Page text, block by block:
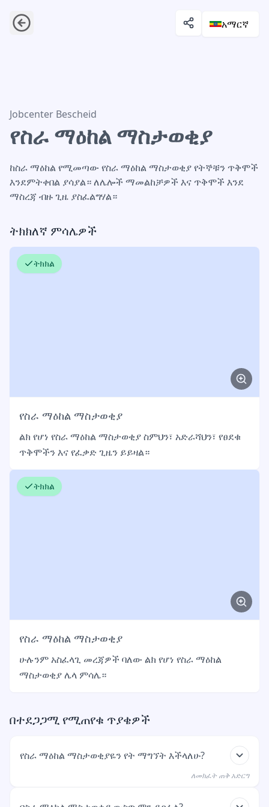
አማርኛ
የስራ ማዕከል ማስታወቂያ
Jobcenter Bescheid
የስራ ማዕከል ማስታወቂያ
ከስራ ማዕከል የሚመጣው የስራ ማዕከል ማስታወቂያ የትኞቹን ጥቅሞች
እንደምትቀበል ያሳያል። ለሌሎች ማመልከቻዎች እና ጥቅሞች እንደ
ማስረጃ ብዙ ጊዜ ያስፈልግሃል።
ትክክለኛ ምሳሌዎች
ትክክል
የስራ ማዕከል ማስታወቂያ
ልክ የሆነ የስራ ማዕከል ማስታወቂያ ስምህን፣ አድራሻህን፣ የፀደቁ
ጥቅሞችን እና የፈቃድ ጊዜን ይይዛል።
ትክክል
የስራ ማዕከል ማስታወቂያ
ሁሉንም አስፈላጊ መረጃዎች ባለው ልክ የሆነ የስራ ማዕከል
ማስታወቂያ ሌላ ምሳሌ።
በተደጋጋሚ የሚጠየቁ ጥያቄዎች
የስራ ማዕከል ማስታወቂያዬን የት ማግኘት እችላለሁ?
ለመክፈት ጠቅ አድርግ
የስራ ማዕከል ማስታወቂያህን ማመልከቻህ ከፀደቀ በኋላ ከስራ